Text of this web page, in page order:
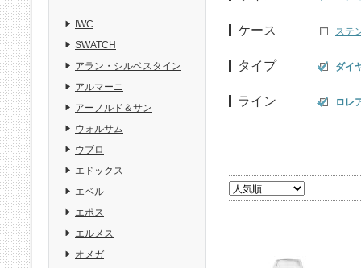
ケース ステ
タイプ ダイ
ライン ロレ
IWC
SWATCH
アラン・シルベスタイン
アルマーニ
アーノルド＆サン
ウォルサム
ウブロ
エドックス
エベル
エポス
エルメス
オメガ